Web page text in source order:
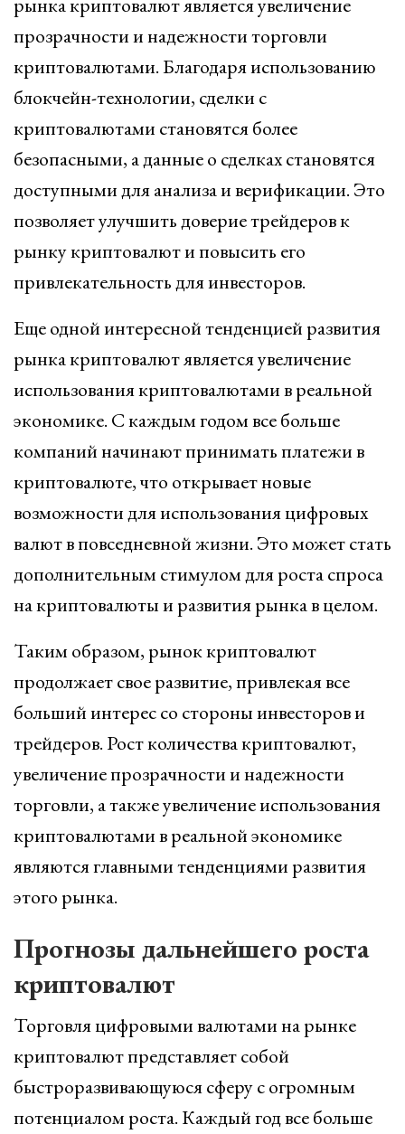
прозрачности и надежности торговли
криптовалютами. Благодаря использованию
блокчейн-технологии, сделки с
криптовалютами становятся более
безопасными, а данные о сделках становятся
доступными для анализа и верификации. Это
позволяет улучшить доверие трейдеров к
рынку криптовалют и повысить его
привлекательность для инвесторов.
Еще одной интересной тенденцией развития
рынка криптовалют является увеличение
использования криптовалютами в реальной
экономике. С каждым годом все больше
компаний начинают принимать платежи в
криптовалюте, что открывает новые
возможности для использования цифровых
валют в повседневной жизни. Это может стать
дополнительным стимулом для роста спроса
на криптовалюты и развития рынка в целом.
Таким образом, рынок криптовалют
продолжает свое развитие, привлекая все
больший интерес со стороны инвесторов и
трейдеров. Рост количества криптовалют,
увеличение прозрачности и надежности
торговли, а также увеличение использования
криптовалютами в реальной экономике
являются главными тенденциями развития
этого рынка.
Прогнозы дальнейшего роста
криптовалют
Торговля цифровыми валютами на рынке
криптовалют представляет собой
быстроразвивающуюся сферу с огромным
потенциалом роста. Каждый год все больше